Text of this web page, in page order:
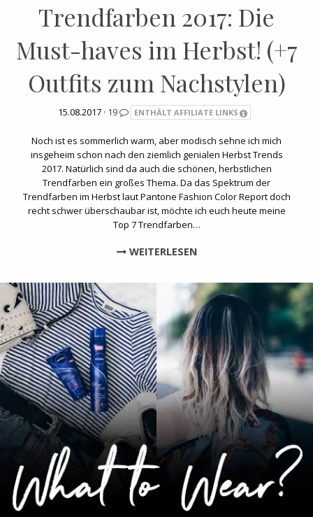
Trendfarben 2017: Die
Must-haves im Herbst! (+7
Outfits zum Nachstylen)
15.08.2017 · 19 ENTHÄLT AFFILIATE LINKS
Noch ist es sommerlich warm, aber modisch sehne ich mich
insgeheim schon nach den ziemlich genialen Herbst Trends
2017. Natürlich sind da auch die schönen, herbstlichen
Trendfarben ein großes Thema. Da das Spektrum der
Trendfarben im Herbst laut Pantone Fashion Color Report doch
recht schwer überschaubar ist, möchte ich euch heute meine
Top 7 Trendfarben…
WEITERLESEN